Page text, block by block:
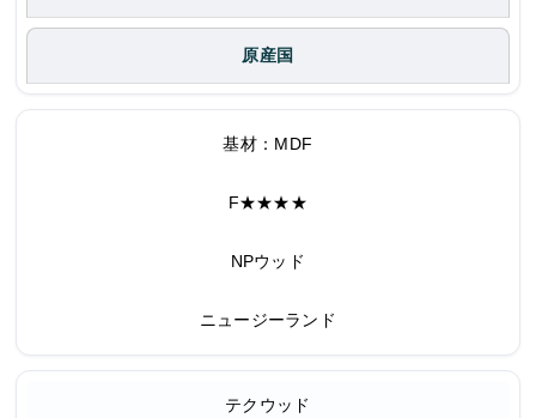
原産国
基材：MDF
F★★★★
NPウッド
ニュージーランド
テクウッド